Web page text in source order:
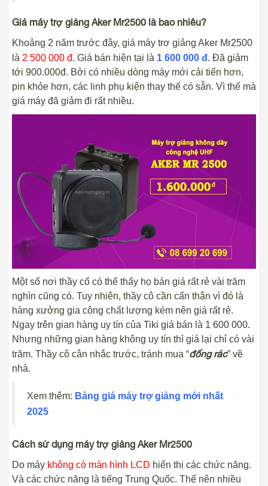
Giá máy trợ giảng Aker Mr2500 là bao nhiêu?
Khoảng 2 năm trước đây, giá máy trơ giảng Aker Mr2500
là 2 500 000 đ. Giá bán hiện tại là 1 600 000 đ. Đã giảm
tới 900.000đ. Bởi có nhiều dòng máy mới cải tiến hơn,
pin khỏe hơn, các linh phụ kiện thay thế có sẵn. Vì thế mà
giá máy đã giảm đi rất nhiều.
Một số nơi thầy cố có thể thấy họ bán giá rất rẻ vài trăm
nghìn cũng có. Tuy nhiên, thầy cô cần cẩn thận vì đó là
hàng xưởng gia công chất lượng kém nên giá rất rẻ.
Ngay trên gian hàng uy tín của Tiki giá bán là 1 600 000.
Nhưng những gian hàng không uy tín thì giá lại chỉ có vài
trăm. Thầy cô cân nhắc trước, tránh mua “đống rác” về
nhà.
Xem thêm: Bảng giá máy trợ giảng mới nhất
2025
Cách sử dụng máy trợ giảng Aker Mr2500
Do máy không có màn hình LCD hiển thị các chức năng.
Và các chức năng là tiếng Trung Quốc. Thế nên nhiều